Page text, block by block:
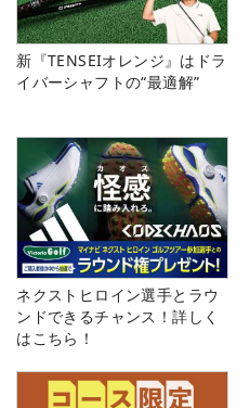
新『TENSEIオレンジ』はドラ
イバーシャフトの“最適解”
ネクストヒロイン選手とラウ
ンドできるチャンス！詳しく
はこちら！